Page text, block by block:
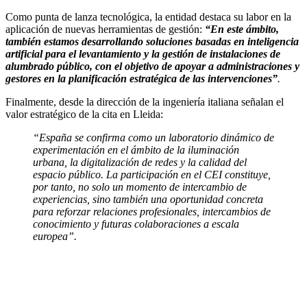
Como punta de lanza tecnológica, la entidad destaca su labor en la
aplicación de nuevas herramientas de gestión: “En este ámbito,
también estamos desarrollando soluciones basadas en inteligencia
artificial para el levantamiento y la gestión de instalaciones de
alumbrado público, con el objetivo de apoyar a administraciones y
gestores en la planificación estratégica de las intervenciones”.
Finalmente, desde la dirección de la ingeniería italiana señalan el
valor estratégico de la cita en Lleida:
“España se confirma como un laboratorio dinámico de
experimentación en el ámbito de la iluminación
urbana, la digitalización de redes y la calidad del
espacio público. La participación en el CEI constituye,
por tanto, no solo un momento de intercambio de
experiencias, sino también una oportunidad concreta
para reforzar relaciones profesionales, intercambios de
conocimiento y futuras colaboraciones a escala
europea”.